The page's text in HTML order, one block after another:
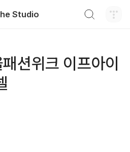
Studio
션위크 이프아이